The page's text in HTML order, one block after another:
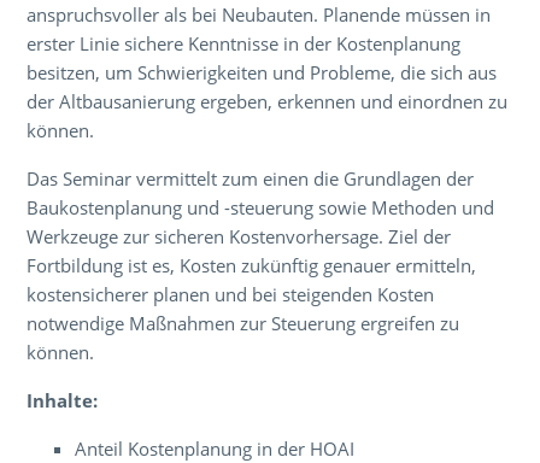
anspruchsvoller als bei Neubauten. Planende müssen in
erster Linie sichere Kenntnisse in der Kostenplanung
besitzen, um Schwierigkeiten und Probleme, die sich aus
der Altbausanierung ergeben, erkennen und einordnen zu
können.
Das Seminar vermittelt zum einen die Grundlagen der
Baukostenplanung und -steuerung sowie Methoden und
Werkzeuge zur sicheren Kostenvorhersage. Ziel der
Fortbildung ist es, Kosten zukünftig genauer ermitteln,
kostensicherer planen und bei steigenden Kosten
notwendige Maßnahmen zur Steuerung ergreifen zu
können.
Inhalte:
Anteil Kostenplanung in der HOAI